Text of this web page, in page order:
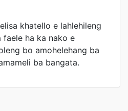
khatello e lahlehileng
ha ka nako e
bo amohelehang ba
ba bangata.